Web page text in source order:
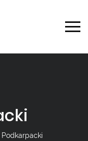
Podkarpacki